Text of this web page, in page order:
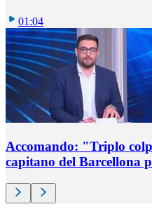
01:04
Accomando: "Triplo
capitano del Barcellona